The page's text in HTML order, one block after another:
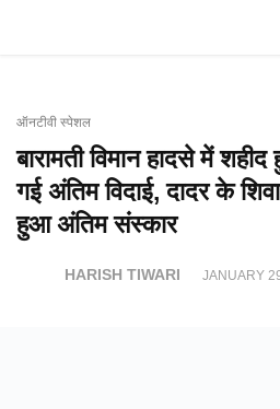
ऑनटीवी स्पेशल
बारामती विमान हादसे में शहीद
गई अंतिम विदाई, दादर के
हुआ अंतिम संस्कार
HARISH TIWARI JANUARY